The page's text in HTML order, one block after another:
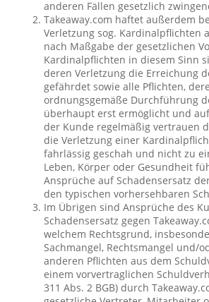
anderen Fällen gesetzlich
Takeaway.com haftet außerdem
Verletzung sog. Kardinalpflichten
nach Maßgabe der gesetzlichen
Kardinalpflichten in diesem Sinn
deren Verletzung die Erreichung
gefährdet sowie alle Pflichten,
ordnungsgemäße Durchführung
überhaupt erst ermöglicht und
der Kunde regelmäßig vertrauen
die Verletzung einer
fahrlässig geschah und nicht zu
Leben, Körper oder Gesundheit
Ansprüche auf Schadensersatz
den typischen vorhersehbaren
Im Übrigen sind Ansprüche des
Schadensersatz gegen
welchem Rechtsgrund,
Sachmangel, Rechtsmangel und/
anderen Pflichten aus dem
einem vorvertraglichen
311 Abs. 2 BGB) durch